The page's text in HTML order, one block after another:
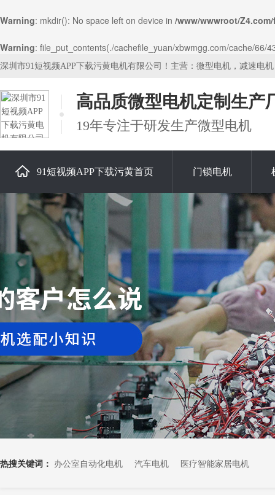
Warning: mkdir(): No space left on device in /www/wwwroot/
Warning: file_put_contents(./cachefile_yuan/xbwmgg.com/cache/
深圳市91短视频APP下载污黄电机有限公司！主营：微型电机，减速电
高品质微型电机定制生产
19年专注于研发生产微型电机
91短视频APP下载污黄首页 门锁电机
关于91短视频APP下载污黄
热搜关键词： 办公室自动化电机 汽车电机 医疗智能家居电机